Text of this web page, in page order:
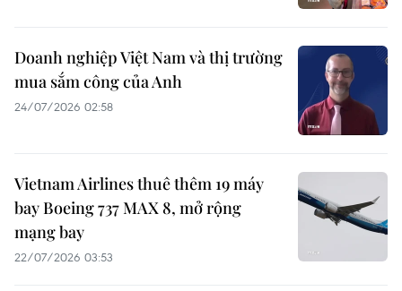
Doanh nghiệp Việt Nam và thị trường
mua sắm công của Anh
24/07/2026 02:58
Vietnam Airlines thuê thêm 19 máy
bay Boeing 737 MAX 8, mở rộng
mạng bay
22/07/2026 03:53